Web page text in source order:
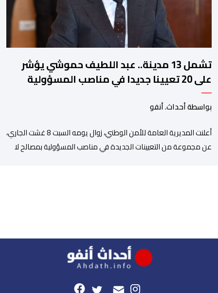
تشمل 13 مدينة.. عبد اللطيف حموشي يؤشر
على 20 تعيينا جديدا في مناصب المسؤولية
بمصالح الأمن الوطني
بواسطة أحداث. أنفو
أعلنت المديرية العامة للأمن الوطني، زوال يومه السبت 8 غشت الجاري،
عن مجموعة من التعيينات الجديدة في مناصب المسؤولية بمصالح لا